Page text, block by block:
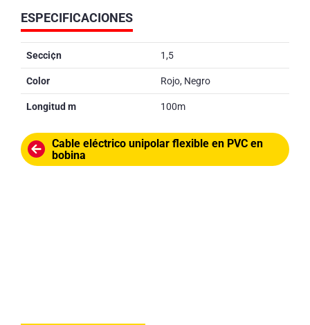
ESPECIFICACIONES
Secci¢n 1,5
Color Rojo, Negro
Longitud m 100m
Cable eléctrico unipolar flexible en PVC en
bobina